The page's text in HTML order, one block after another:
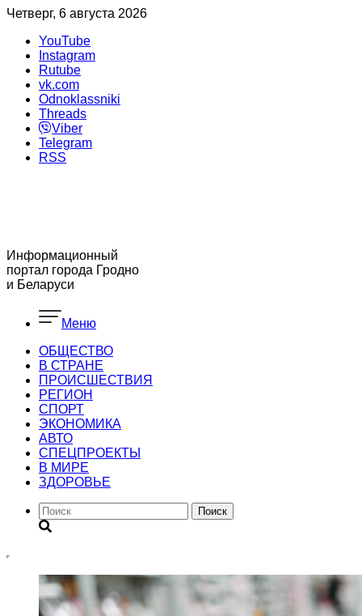
Четверг, 6 августа 2026
YouTube
Instagram
Rutube
vk.com
Odnoklassniki
Threads
Viber
Telegram
RSS
Информационный
портал города Гродно
и Беларуси
Меню
ОБЩЕСТВО
В СТРАНЕ
ПРОИСШЕСТВИЯ
РЕГИОН
CПОРТ
ЭКОНОМИКА
АВТО
СПЕЦПРОЕКТЫ
В МИРЕ
ЗДОРОВЬЕ
Поиск